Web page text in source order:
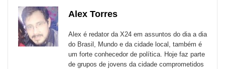
sites
externos
EmailFacebookMessenger
TwitterWhatsApp
Alex Torres
Alex é redator da X24 em assuntos do dia a dia
do Brasil, Mundo e da cidade local, também é
um forte conhecedor de política. Hoje faz parte
de grupos de jovens da cidade comprometidos